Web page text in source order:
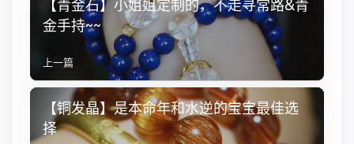
【青金石】小姐姐定制的，不走寻常路&青
金手持~~
上一篇
【铜发晶】是本命年和水逆的宝宝最佳选
择